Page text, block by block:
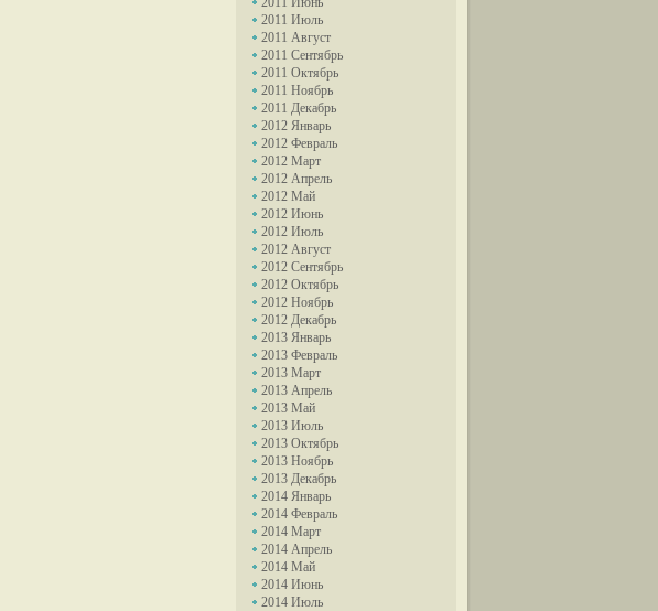
2011 Июль
2011 Август
2011 Сентябрь
2011 Октябрь
2011 Ноябрь
2011 Декабрь
2012 Январь
2012 Февраль
2012 Март
2012 Апрель
2012 Май
2012 Июнь
2012 Июль
2012 Август
2012 Сентябрь
2012 Октябрь
2012 Ноябрь
2012 Декабрь
2013 Январь
2013 Февраль
2013 Март
2013 Апрель
2013 Май
2013 Июль
2013 Октябрь
2013 Ноябрь
2013 Декабрь
2014 Январь
2014 Февраль
2014 Март
2014 Апрель
2014 Май
2014 Июнь
2014 Июль